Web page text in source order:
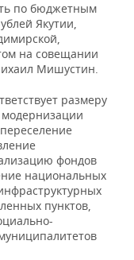
по бюджетным
Якутии,
на совещании
Мишустин.
размеру
модернизации
фондов
национальных
пунктов,